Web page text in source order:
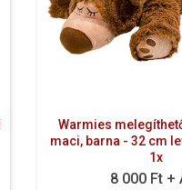
Warmies
maci, barna - 32 cm
1x
8 000 Ft +